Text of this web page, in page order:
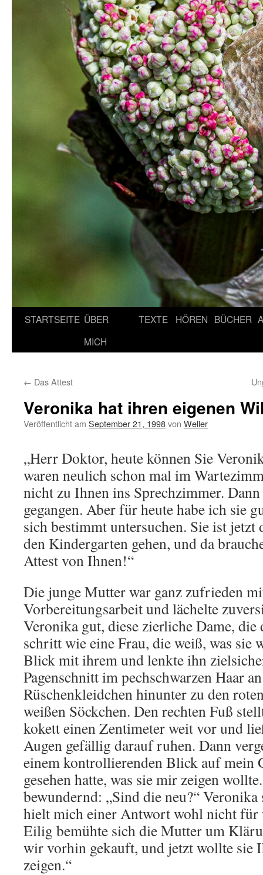
STARTSEITE ÜBER
MICH
TEXTE HÖREN BÜCHER
← Das Attest
Veronika hat ihren eigenen
Veröffentlicht am September 21, 1998von Weller
„Herr Doktor, heute können Sie
waren neulich schon mal im
nicht zu Ihnen ins Sprechzimmer.
gegangen. Aber für heute habe ich sie
sich bestimmt untersuchen. Sie ist
den Kindergarten gehen, und da
Attest von Ihnen!“
Die junge Mutter war ganz zufrieden
Vorbereitungsarbeit und lächelte
Veronika gut, diese zierliche Dame,
schritt wie eine Frau, die weiß, was sie
Blick mit ihrem und lenkte ihn
Pagenschnitt im pechschwarzen Haar
Rüschenkleidchen hinunter zu den
weißen Söckchen. Den rechten Fuß
kokett einen Zentimeter weit vor und
Augen gefällig darauf ruhen. Dann
einem kontrollierenden Blick auf mein
gesehen hatte, was sie mir zeigen
bewundernd: „Sind die neu?“
hielt mich einer Antwort wohl nicht für
Eilig bemühte sich die Mutter um
wir vorhin gekauft, und jetzt wollte sie
zeigen.“